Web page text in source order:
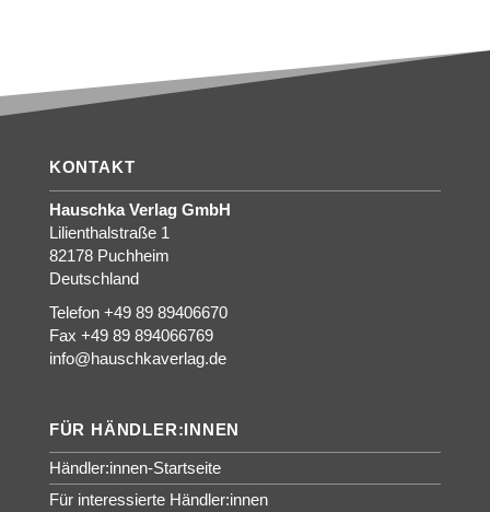
KONTAKT
Hauschka Verlag GmbH
Lilienthalstraße 1
82178 Puchheim
Deutschland
Telefon +49 89 89406670
Fax +49 89 894066769
info@hauschkaverlag.de
FÜR HÄNDLER:INNEN
Händler:innen-Startseite
Für interessierte Händler:innen